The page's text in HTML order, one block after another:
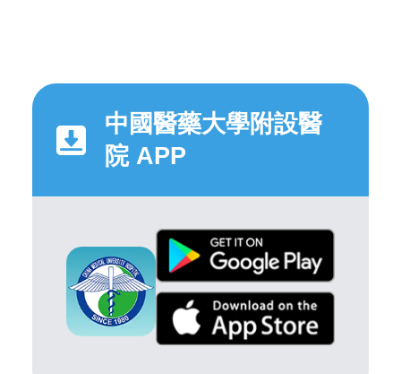
中國醫藥大學附設醫
院 APP